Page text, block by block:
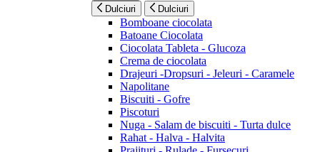
Dulciuri Dulciuri
Bomboane ciocolata
Batoane Ciocolata
Ciocolata Tableta - Glucoza
Crema de ciocolata
Drajeuri -Dropsuri - Jeleuri - Caramele
Napolitane
Biscuiti - Gofre
Piscoturi
Nuga - Salam de biscuiti - Turta dulce
Rahat - Halva - Halvita